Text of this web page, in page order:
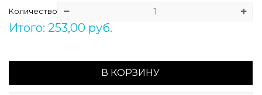
Количество
Итого: 253,00 руб.
В КОРЗИНУ